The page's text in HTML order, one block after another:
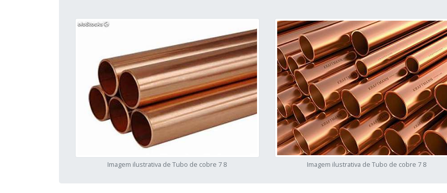
Imagem ilustrativa de Tubo de cobre 7 8 Imagem ilustrativa de Tubo de cobre 7 8